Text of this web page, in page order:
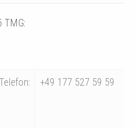
TMG:
Telefon: +49 177 527 59 59